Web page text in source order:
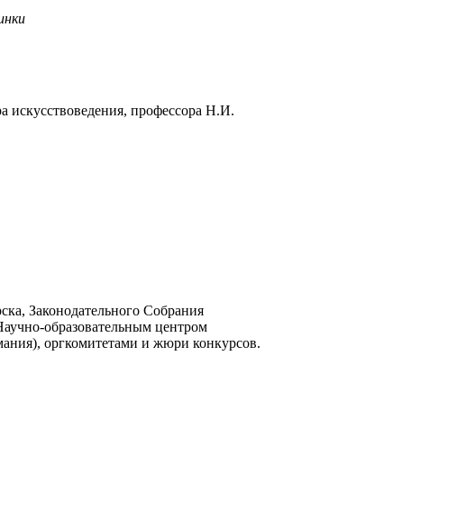
искусствоведения, профессора Н.И.
Законодательного Собрания
образовательным центром
оргкомитетами и жюри конкурсов.